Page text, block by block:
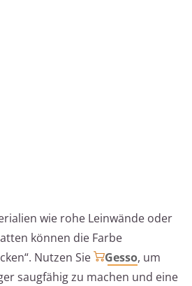
wie rohe Leinwände oder
können die Farbe
Nutzen Sie
Gesso, um
saugfähig zu machen und eine